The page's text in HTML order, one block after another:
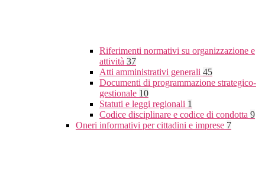
Riferimenti normativi su organizzazione e
attività 37
Atti amministrativi generali 45
Documenti di programmazione strategico-
gestionale 10
Statuti e leggi regionali 1
Codice disciplinare e codice di condotta 9
Oneri informativi per cittadini e imprese 7